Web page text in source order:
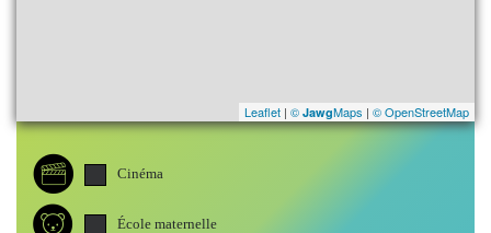
Leaflet | © JawgMaps | © OpenStreetMap
Cinéma
École maternelle